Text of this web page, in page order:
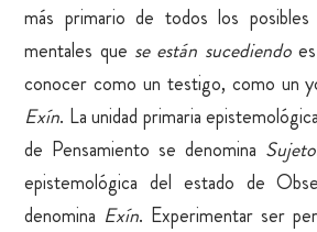
más primario de todos los posibles
mentales que se están sucediendo
conocer como un testigo, como un
Exín. La unidad primaria
de Pensamiento se denomina Sujeto
epistemológica del estado de
denomina Exín. Experimentar ser